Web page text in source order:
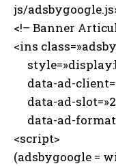
js/
<!– Banner
<ins
data-ad-
data-ad-
data-ad-
<script>
(adsbygoogle =